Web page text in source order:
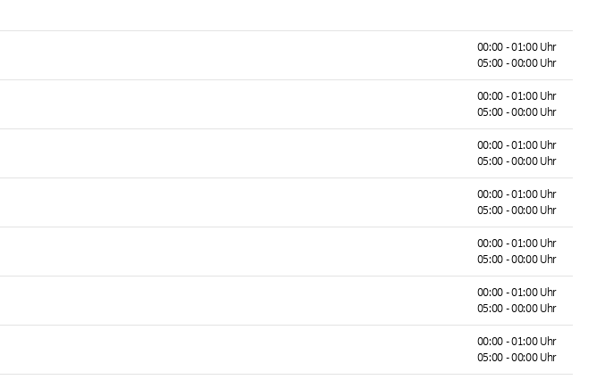
00:00 - 01:00 Uhr
05:00 - 00:00 Uhr
00:00 - 01:00 Uhr
05:00 - 00:00 Uhr
00:00 - 01:00 Uhr
05:00 - 00:00 Uhr
00:00 - 01:00 Uhr
05:00 - 00:00 Uhr
00:00 - 01:00 Uhr
05:00 - 00:00 Uhr
00:00 - 01:00 Uhr
05:00 - 00:00 Uhr
00:00 - 01:00 Uhr
05:00 - 00:00 Uhr